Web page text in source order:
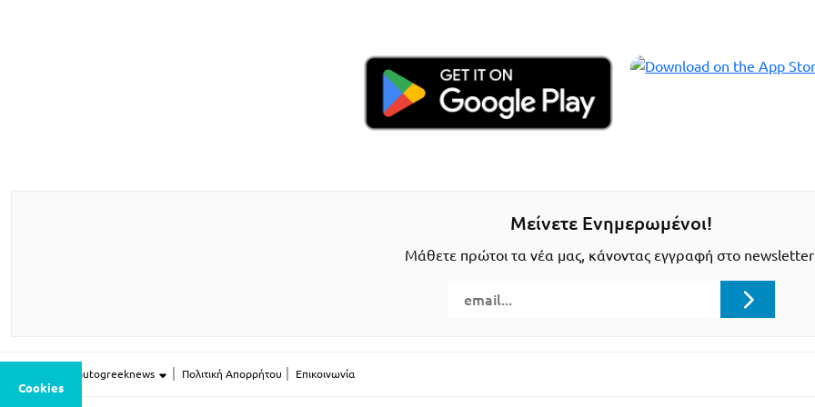
Μείνετε Ενημερωμένοι!
Μάθετε πρώτοι τα νέα μας, κάνοντας εγγραφή στο
Περισσότερο autogreeknews Πολιτική Απορρήτου Επικοινωνία
Cookies